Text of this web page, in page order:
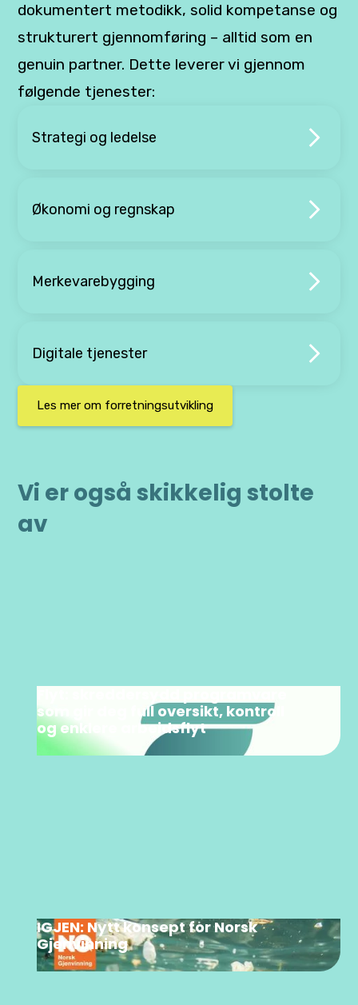
dokumentert metodikk, solid kompetanse og
strukturert gjennomføring – alltid som en
genuin partner. Dette leverer vi gjennom
følgende tjenester:
Strategi og ledelse
Økonomi og regnskap
Merkevarebygging
Digitale tjenester
Les mer om forretningsutvikling
Vi er også skikkelig stolte
av
som gir deg full oversikt, kontroll
og enklere arbeidsflyt
IGJEN: Nytt konsept for Norsk
Gjenvinning